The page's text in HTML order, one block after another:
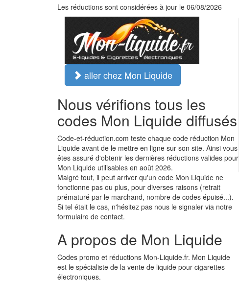
Les réductions sont considérées à jour le 06/08/2026
aller chez Mon Liquide
Nous vérifions tous les
codes Mon Liquide diffusés
Code-et-réduction.com teste chaque code réduction Mon
Liquide avant de le mettre en ligne sur son site. Ainsi vous
êtes assuré d'obtenir les dernières réductions valides pour
Mon Liquide utilisables en août 2026.
Malgré tout, il peut arriver qu'un code Mon Liquide ne
fonctionne pas ou plus, pour diverses raisons (retrait
prématuré par le marchand, nombre de codes épuisé...).
Si tel était le cas, n'hésitez pas nous le signaler via notre
formulaire de contact.
A propos de Mon Liquide
Codes promo et réductions Mon-Liquide.fr. Mon Liquide
est le spécialiste de la vente de liquide pour cigarettes
électroniques.